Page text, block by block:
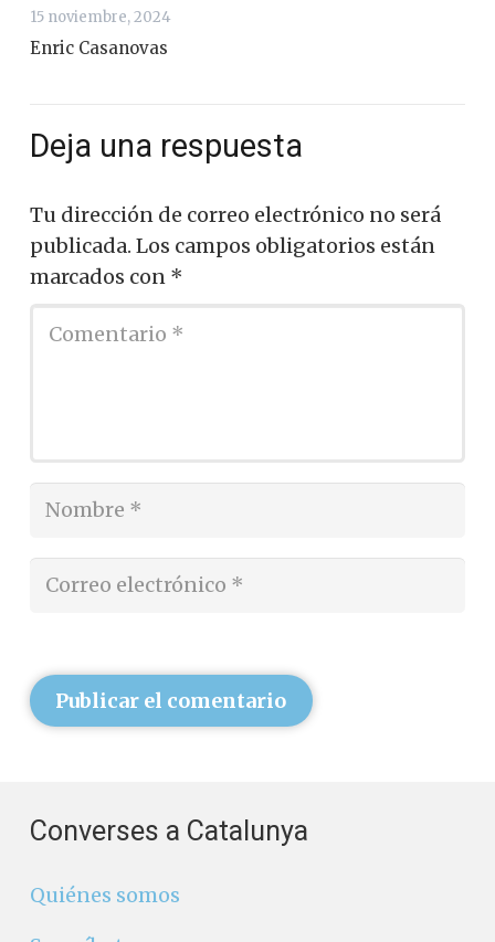
15 noviembre, 2024
Enric Casanovas
Deja una respuesta
Tu dirección de correo electrónico no será
publicada. Los campos obligatorios están
marcados con *
Publicar el comentario
Converses a Catalunya
Quiénes somos